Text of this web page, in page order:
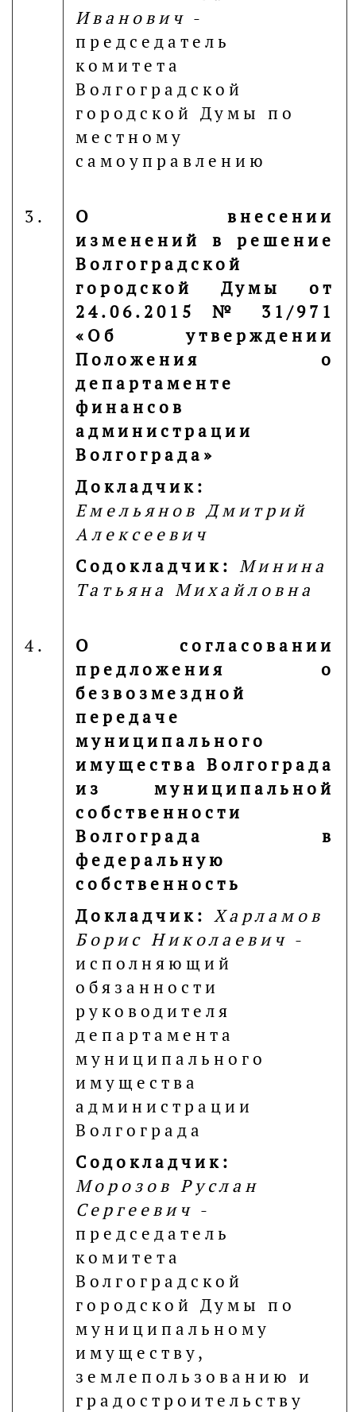
Иванович -
председатель
комитета
Волгоградской
городской Думы по
местному
самоуправлению
3.
О внесении
изменений в решение
Волгоградской
городской Думы от
24.06.2015 № 31/971
«Об утверждении
Положения о
департаменте
финансов
администрации
Волгограда»
Докладчик:
Емельянов Дмитрий
Алексеевич
Содокладчик: Минина
Татьяна Михайловна
4.
О согласовании
предложения о
безвозмездной
передаче
муниципального
имущества Волгограда
из муниципальной
собственности
Волгограда в
федеральную
собственность
Докладчик: Харламов
Борис Николаевич -
исполняющий
обязанности
руководителя
департамента
муниципального
имущества
администрации
Волгограда
Содокладчик:
Морозов Руслан
Сергеевич -
председатель
комитета
Волгоградской
городской Думы по
муниципальному
имуществу,
землепользованию и
градостроительству